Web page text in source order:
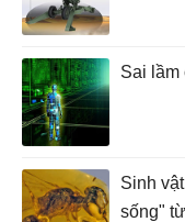
Sai lầm
Sinh
sống"